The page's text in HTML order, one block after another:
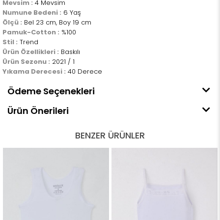
Mevsim : 4 Mevsim
Numune Bedeni : 6 Yaş
Ölçü : Bel 23 cm, Boy 19 cm
Pamuk-Cotton : %100
Stil : Trend
Ürün Özellikleri : Baskılı
Ürün Sezonu : 2021 / 1
Yıkama Derecesi : 40 Derece
Ödeme Seçenekleri
Ürün Önerileri
BENZER ÜRÜNLER